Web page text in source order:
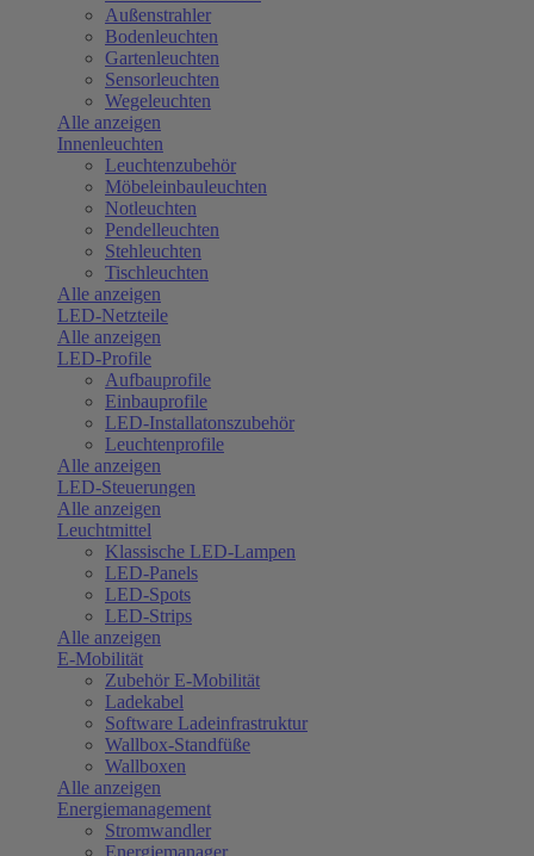
Außenstrahler
Bodenleuchten
Gartenleuchten
Sensorleuchten
Wegeleuchten
Alle anzeigen
Innenleuchten
Leuchtenzubehör
Möbeleinbauleuchten
Notleuchten
Pendelleuchten
Stehleuchten
Tischleuchten
Alle anzeigen
LED-Netzteile
Alle anzeigen
LED-Profile
Aufbauprofile
Einbauprofile
LED-Installatonszubehör
Leuchtenprofile
Alle anzeigen
LED-Steuerungen
Alle anzeigen
Leuchtmittel
Klassische LED-Lampen
LED-Panels
LED-Spots
LED-Strips
Alle anzeigen
E-Mobilität
Zubehör E-Mobilität
Ladekabel
Software Ladeinfrastruktur
Wallbox-Standfüße
Wallboxen
Alle anzeigen
Energiemanagement
Stromwandler